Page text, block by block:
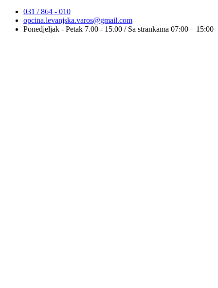
031 / 864 - 010
opcina.levanjska.varos@gmail.com
Ponedjeljak - Petak 7.00 - 15.00 / Sa strankama 07:00 – 15:00